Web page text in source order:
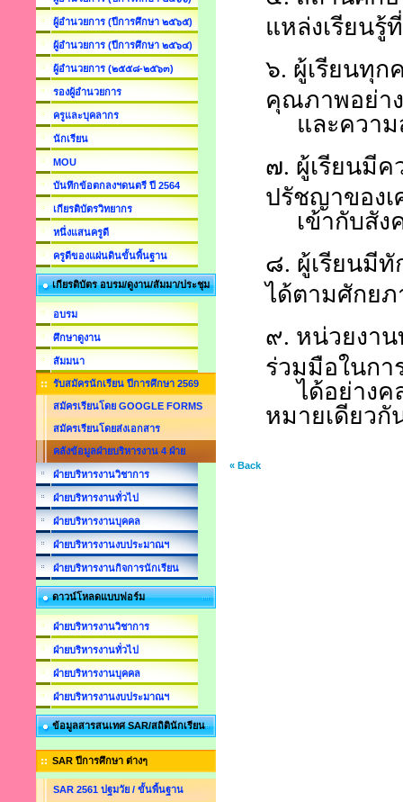
ผู้อำนวยการ (ปีการศึกษา ๒๕๖๕)
ผู้อำนวยการ (ปีการศึกษา ๒๕๖๔)
ผู้อำนวยการ (๒๕๕๘-๒๕๖๓)
รองผู้อำนวยการ
ครูและบุคลากร
นักเรียน
MOU
บันทึกข้อตกลงฯดนตรี ปี 2564
เกียรติบัตรวิทยากร
หนึ่งแสนครูดี
ครูดีของแผ่นดินขั้นพื้นฐาน
เกียรติบัตร อบรม/ดูงาน/สัมมา/ประชุม
อบรม
ศึกษาดูงาน
สัมมนา
รับสมัครนักเรียน ปีการศึกษา 2569
สมัครเรียนโดย GOOGLE FORMS
สมัครเรียนโดยส่งเอกสาร
คลังข้อมูลฝ่ายบริหารงาน 4 ฝ่าย
ฝ่ายบริหารงานวิชาการ
ฝ่ายบริหารงานทั่วไป
ฝ่ายบริหารงานบุคคล
ฝ่ายบริหารงานงบประมาณฯ
ฝ่ายบริหารงานกิจการนักเรียน
ดาวน์โหลดแบบฟอร์ม
ฝ่ายบริหารงานวิชาการ
ฝ่ายบริหารงานทั่วไป
ฝ่ายบริหารงานบุคคล
ฝ่ายบริหารงานงบประมาณฯ
ข้อมูลสารสนเทศ SAR/สถิตินักเรียน
SAR ปีการศึกษา ต่างๆ
SAR 2561 ปฐมวัย / ขั้นพื้นฐาน
แหล่งเรียน
๖. ผู้เรียนทุก
คุณภาพอย่า
และความ
๗. ผู้เรียนมี
ปรัชญาของเ
เข้ากับสัง
๘. ผู้เรียนมี
ได้ตามศักย
๙. หน่วยงา
ร่วมมือในก
ได้อย่างคล่
หมายเดียวกั
« Back